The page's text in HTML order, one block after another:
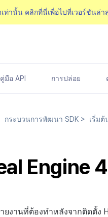
เท่านั้น คลิกที่นี่เพื่อไปที่เวอร์ชันล่า
คู่มือ API การปล่อย
กระบวนการพัฒนา SDK > เริ่มต้
Engine 4
งานที่ต้องทำหลังจากติดตั้ง